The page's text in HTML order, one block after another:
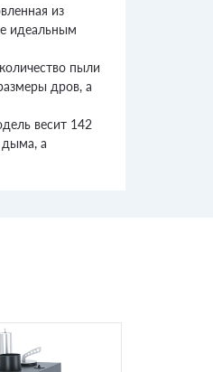
из
идеальным
пыли
дров, а
весит 142
дыма, а